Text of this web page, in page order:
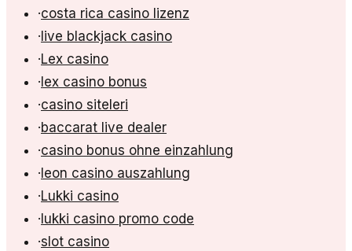
·costa rica casino lizenz
· live blackjack casino
·Lex casino
· lex casino bonus
·casino siteleri
·baccarat live dealer
·casino bonus ohne einzahlung
· leon casino auszahlung
·Lukki casino
· lukki casino promo code
·slot casino